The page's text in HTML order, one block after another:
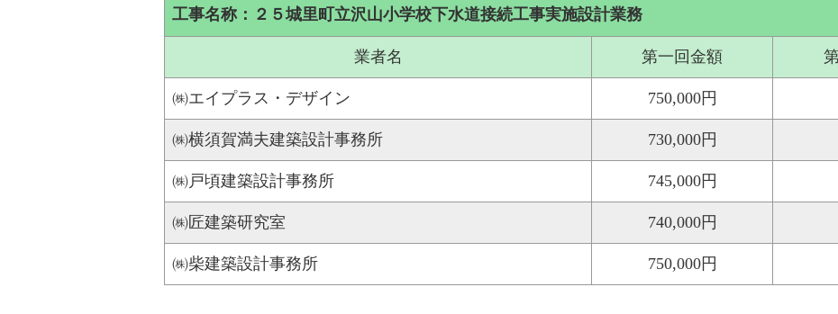
工事名称：２５城里町立沢山小学校下水道接続工事実施設計業務
業者名 第一回金額
㈱エイプラス・デザイン 750,000円
㈱横須賀満夫建築設計事務所 730,000円
㈱戸頃建築設計事務所 745,000円
㈱匠建築研究室 740,000円
㈱柴建築設計事務所 750,000円